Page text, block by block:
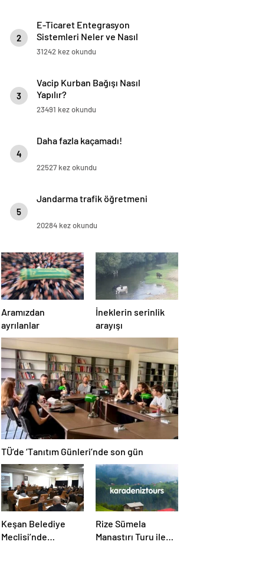
2
E-Ticaret Entegrasyon
Sistemleri Neler ve Nasıl
Yapılır?
31242 kez okundu
3
Vacip Kurban Bağışı Nasıl
Yapılır?
23491 kez okundu
4
Daha fazla kaçamadı!
22527 kez okundu
5
Jandarma trafik öğretmeni
20284 kez okundu
Aramızdan
ayrılanlar
İneklerin serinlik
arayışı
TÜ’de ‘Tanıtım Günleri’nde son gün
Keşan Belediye
Meclisi’nde
Rize Sümela
Manastırı Turu ile